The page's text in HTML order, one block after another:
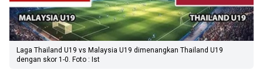
Laga Thailand U19 vs Malaysia U19 dimenangkan Thailand U19
dengan skor 1-0. Foto : Ist